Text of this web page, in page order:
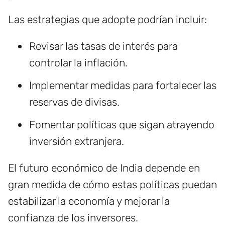
Las estrategias que adopte podrían incluir:
Revisar las tasas de interés para
controlar la inflación.
Implementar medidas para fortalecer las
reservas de divisas.
Fomentar políticas que sigan atrayendo
inversión extranjera.
El futuro económico de India depende en
gran medida de cómo estas políticas puedan
estabilizar la economía y mejorar la
confianza de los inversores.